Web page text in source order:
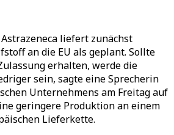
liefert zunächst
an die EU als geplant. Sollte
erhalten, werde die
sein, sagte eine Sprecherin
Unternehmens am Freitag auf
geringere Produktion an einem
Lieferkette.